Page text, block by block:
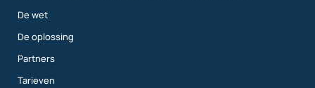
De wet
De oplossing
Partners
Tarieven